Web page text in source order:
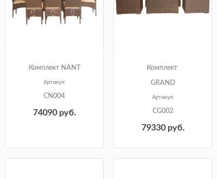
Комплект NANT
Артикул:
CN004
74090руб.
Комплект
GRAND
Артикул:
CG002
79330руб.